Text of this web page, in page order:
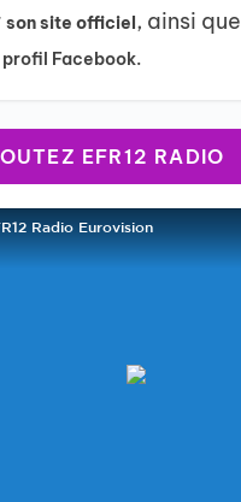
son site officiel, ainsi que
profil Facebook.
EFR12 RADIO